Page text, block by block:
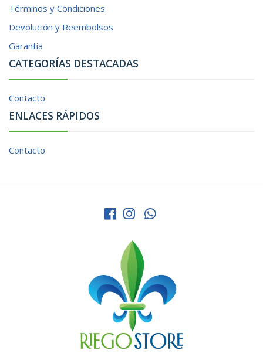
Términos y Condiciones
Devolución y Reembolsos
Garantia
CATEGORÍAS DESTACADAS
Contacto
ENLACES RÁPIDOS
Contacto